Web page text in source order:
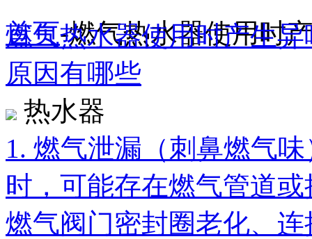
首页-燃气热水器使用时
燃气热水器使用时产生
原因有哪些
热水器
1. 燃气泄漏（刺鼻燃气
时，可能存在燃气管道
燃气阀门密封圈老化、